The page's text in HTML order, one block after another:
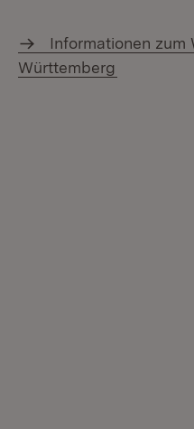
Informationen zum
Württemberg